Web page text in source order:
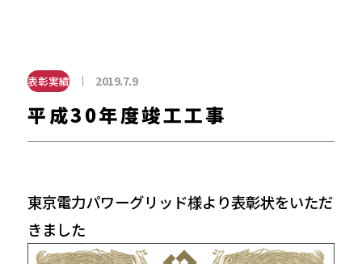
表彰実績 2019.7.9
平成30年度竣工工事
東京電力パワーグリッド様より表彰状をいただ
きました